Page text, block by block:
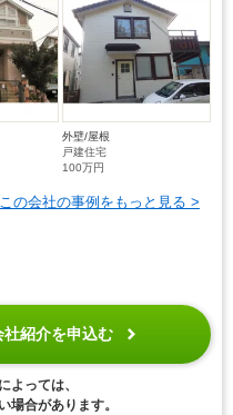
外壁/屋根
戸建住宅
100万円
この会社の事例をもっと見る >
紹介を申込む
よっては、
場合があります。